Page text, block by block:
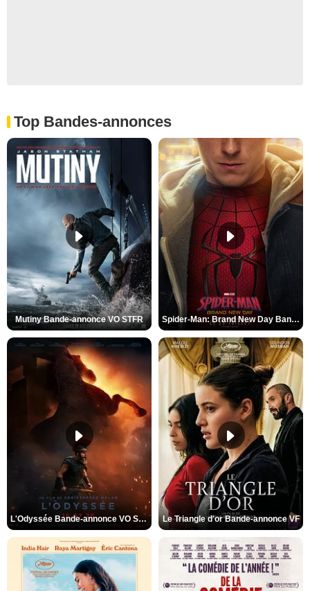
Top Bandes-annonces
Mutiny Bande-annonce VO STFR Spider-Man: Brand New Day Bande-annonce VO STFR
L'Odyssée Bande-annonce VO STFR Le Triangle d'or Bande-annonce VF